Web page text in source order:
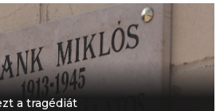
a tragédiát